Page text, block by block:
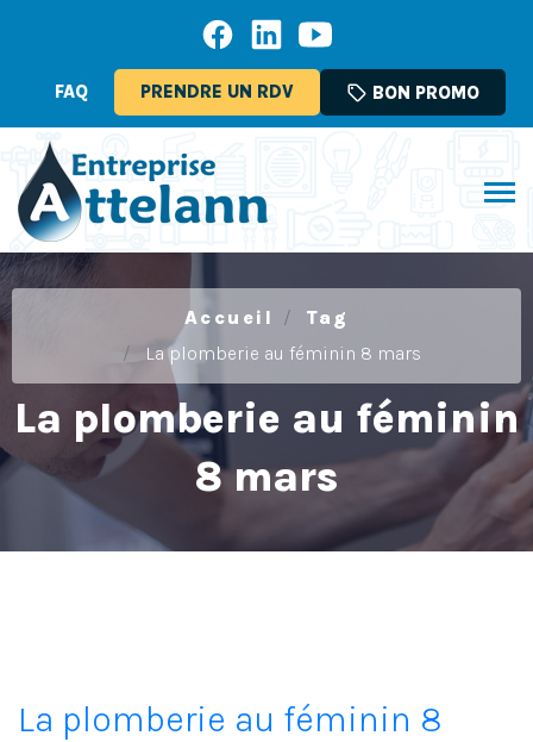
FAQ PRENDRE UN RDV sell BON PROMO
Accueil
Tag
La plomberie au féminin 8 mars
La plomberie au féminin
8 mars
La plomberie au féminin 8